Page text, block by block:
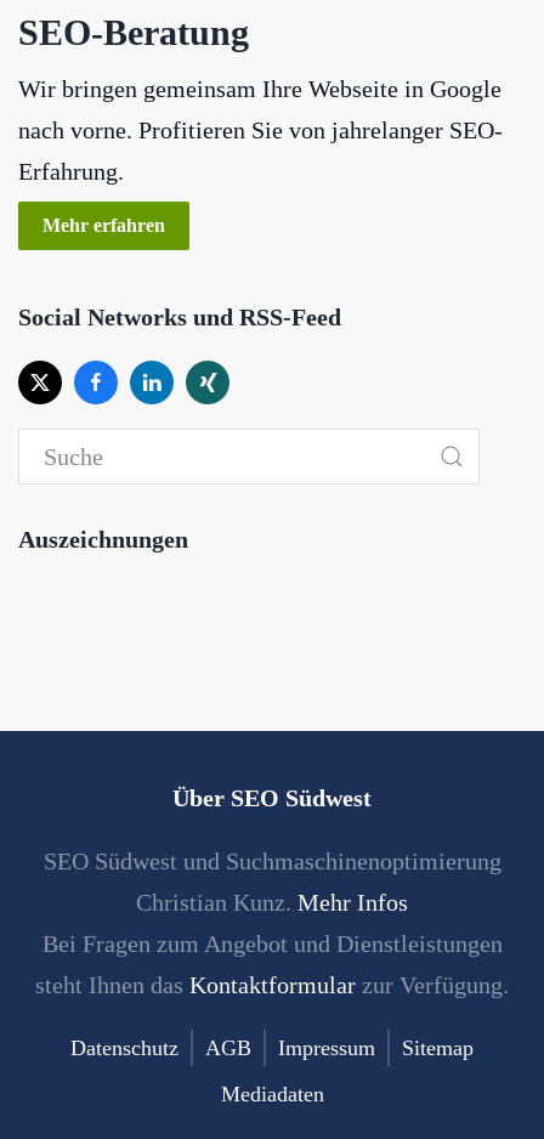
SEO-Beratung
Wir bringen gemeinsam Ihre Webseite in Google
nach vorne. Profitieren Sie von jahrelanger SEO-
Erfahrung.
Mehr erfahren
Social Networks und RSS-Feed
Auszeichnungen
Über SEO Südwest
SEO Südwest und Suchmaschinenoptimierung
Christian Kunz. Mehr Infos
Bei Fragen zum Angebot und Dienstleistungen
steht Ihnen das Kontaktformular zur Verfügung.
Datenschutz AGB Impressum
Sitemap
Mediadaten